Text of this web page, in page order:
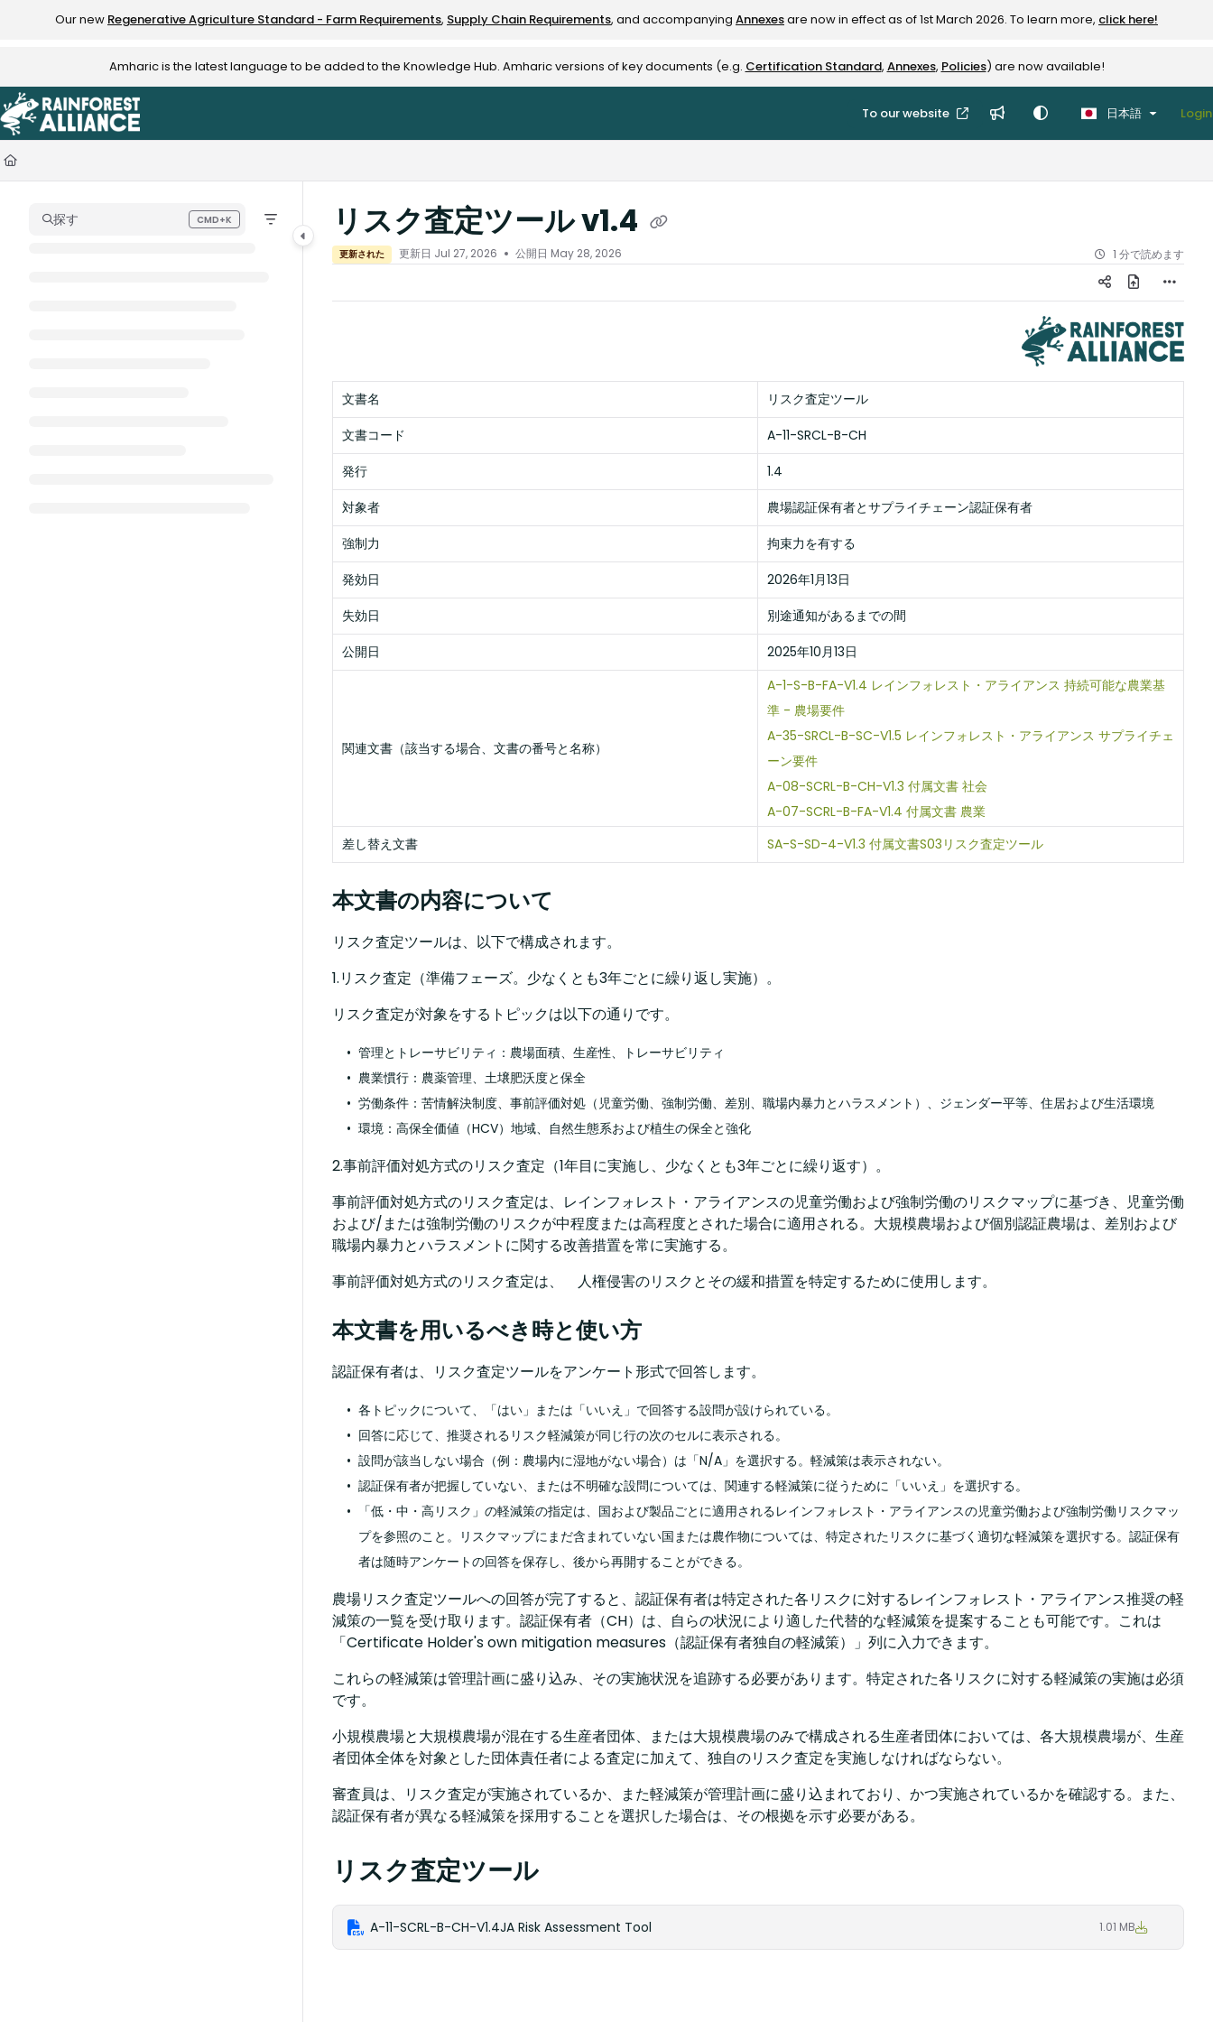
Documentation Index
Use this file to discover all available pages before exploring further.
Our new Regenerative Agriculture Standard - Farm Requirements, Supply Chain Requirements, and accompanying Annexesare now in effect as of 1st March 2026. To learn more, click here!
Amharic is the latest language to be added to the Knowledge Hub. Amharic versions of key documents (e.g. Certification Standard, Annexes, Policies) are now available!
To our website 日本語 Login
探す CMD+K
Press CMD+K to open search リスク査定ツール v1.4
更新された 更新日 Jul 27, 2026 公開日 May 28, 2026 1 分で読めます
文書名
リスク査定ツール
文書コード
A-11-SRCL-B-CH
発行
1.4
対象者
農場認証保有者とサプライチェーン認証保有者
強制力
拘束力を有する
発効日
2026年1月13日
失効日
別途通知があるまでの間
公開日
2025年10月13日
関連文書（該当する場合、文書の番号と名称）
A-1-S-B-FA-V1.4 レインフォレスト・アライアンス 持続可能な農業基
準 - 農場要件
A-35-SRCL-B-SC-V1.5 レインフォレスト・アライアンス サプライチェ
ーン要件
A-08-SCRL-B-CH-V1.3 付属文書 社会
A-07-SCRL-B-FA-V1.4 付属文書 農業
差し替え文書
SA-S-SD-4-V1.3 付属文書S03リスク査定ツール
本文書の内容について
リスク査定ツールは、以下で構成されます。​
1.リスク査定（準備フェーズ。少なくとも3年ごとに繰り返し実施）。 ​
リスク査定が対象をするトピックは以下の通りです。​
管理とトレーサビリティ：農場面積、生産性、トレーサビリティ ​
農業慣行：農薬管理、土壌肥沃度と保全​
労働条件：苦情解決制度、事前評価対処（児童労働、強制労働、差別、職場内暴力とハラスメント）、ジェンダー平等、住居および生活環境​
環境：高保全価値（HCV）地域、自然生態系および植生の保全と強化​
2.事前評価対処方式のリスク査定（1年目に実施し、少なくとも3年ごとに繰り返す）。​
事前評価対処方式のリスク査定は、レインフォレスト・アライアンスの児童労働および強制労働のリスクマップに基づき、児童労働
および/または強制労働のリスクが中程度または高程度とされた場合に適用される。大規模農場および個別認証農場は、差別および
職場内暴力とハラスメントに関する改善措置を常に実施する。​
事前評価対処方式のリスク査定は、 人権侵害のリスクとその緩和措置を特定するために使用します。
本文書を用いるべき時と使い方
認証保有者は、リスク査定ツールをアンケート形式で回答します。 ​
各トピックについて、「はい」または「いいえ」で回答する設問が設けられている。 ​
回答に応じて、推奨されるリスク軽減策が同じ行の次のセルに表示される。 ​
設問が該当しない場合（例：農場内に湿地がない場合）は「N/A」を選択する。軽減策は表示されない。 ​
認証保有者が把握していない、または不明確な設問については、関連する軽減策に従うために「いいえ」を選択する。 ​
「低・中・高リスク」の軽減策の指定は、国および製品ごとに適用されるレインフォレスト・アライアンスの児童労働および強制労働リスクマッ
プを参照のこと。リスクマップにまだ含まれていない国または農作物については、特定されたリスクに基づく適切な軽減策を選択する。認証保有
者は随時アンケートの回答を保存し、後から再開することができる。 ​
​農場リスク査定ツールへの回答が完了すると、認証保有者は特定された各リスクに対するレインフォレスト・アライアンス推奨の軽
減策の一覧を受け取ります。認証保有者（CH）は、自らの状況により適した代替的な軽減策を提案することも可能です。これは
「Certificate Holder's own mitigation measures（認証保有者独自の軽減策）」列に入力できます。​
これらの軽減策は管理計画に盛り込み、その実施状況を追跡する必要があります。特定された各リスクに対する軽減策の実施は必須
です。 ​
小規模農場と大規模農場が混在する生産者団体、または大規模農場のみで構成される生産者団体においては、各大規模農場が、生産
者団体全体を対象とした団体責任者による査定に加えて、独自のリスク査定を実施しなければならない。​
審査員は、リスク査定が実施されているか、また軽減策が管理計画に盛り込まれており、かつ実施されているかを確認する。また、
認証保有者が異なる軽減策を採用することを選択した場合は、その根拠を示す必要がある。
リスク査定ツール
A-11-SCRL-B-CH-V1.4JA Risk Assessment Tool 1.01 MB